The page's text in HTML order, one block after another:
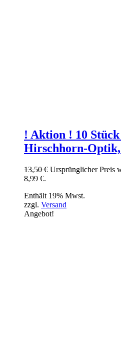
! Aktion ! 10
Hirschhorn-
13,50€ Ursprünglicher Preis
8,99 €.
Enthält 19% Mwst.
zzgl. Versand
Angebot!